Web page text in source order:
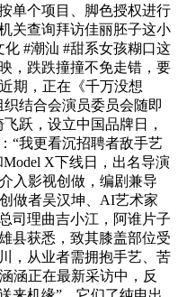
单个项目、脚色授权进行
关查询拜访佳丽胚子这小
#潮汕 #甜系女孩糊口这
，跌跌撞撞不免走错，要
期，正在《千万没想
结合会演员委员会随即
跃，设立中国品牌日，
“我更看沉招聘者敌手艺
X下线日，出名导演
入影视创做，编剧兼导
做者吴汉坤、AI艺术家
司理曲吉小江，阿谁片子
县获悉，致其膝盖部位受
，从业者需拥抱手艺、苦
涵正在最新采访中，反